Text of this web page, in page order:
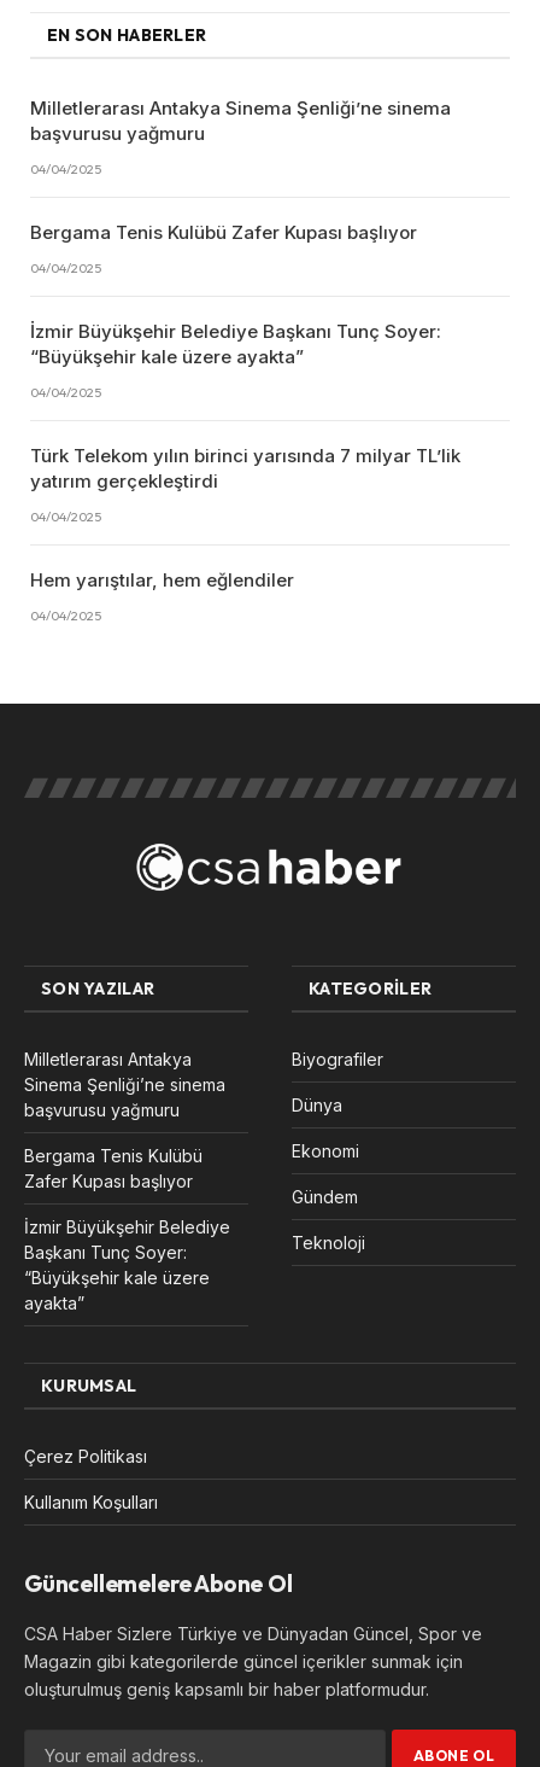
EN SON HABERLER
Milletlerarası Antakya Sinema Şenliği’ne sinema
başvurusu yağmuru
04/04/2025
Bergama Tenis Kulübü Zafer Kupası başlıyor
04/04/2025
İzmir Büyükşehir Belediye Başkanı Tunç Soyer:
“Büyükşehir kale üzere ayakta”
04/04/2025
Türk Telekom yılın birinci yarısında 7 milyar TL’lik
yatırım gerçekleştirdi
04/04/2025
Hem yarıştılar, hem eğlendiler
04/04/2025
SON YAZILAR
Milletlerarası Antakya
Sinema Şenliği’ne sinema
başvurusu yağmuru
Bergama Tenis Kulübü
Zafer Kupası başlıyor
İzmir Büyükşehir Belediye
Başkanı Tunç Soyer:
“Büyükşehir kale üzere
ayakta”
KATEGORILER
Biyografiler
Dünya
Ekonomi
Gündem
Teknoloji
KURUMSAL
Çerez Politikası
Kullanım Koşulları
Güncellemelere Abone Ol
CSA Haber Sizlere Türkiye ve Dünyadan Güncel, Spor ve
Magazin gibi kategorilerde güncel içerikler sunmak için
oluşturulmuş geniş kapsamlı bir haber platformudur.